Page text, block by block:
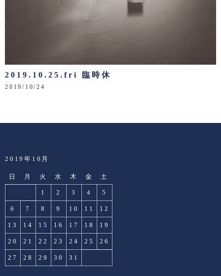
2019.10.25.fri 臨時休
2019/10/24
2019年10月
日 月 火 水 木 金 土
1 2 3 4 5
6 7 8 9 10 11 12
13 14 15 16 17 18 19
20 21 22 23 24 25 26
27 28 29 30 31